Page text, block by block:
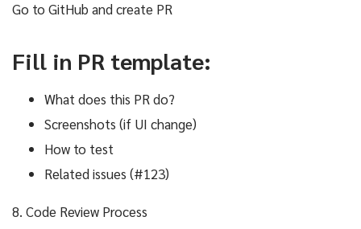
Go to GitHub and create PR
Fill in PR template:
What does this PR do?
Screenshots (if UI change)
How to test
Related issues (#123)
8. Code Review Process